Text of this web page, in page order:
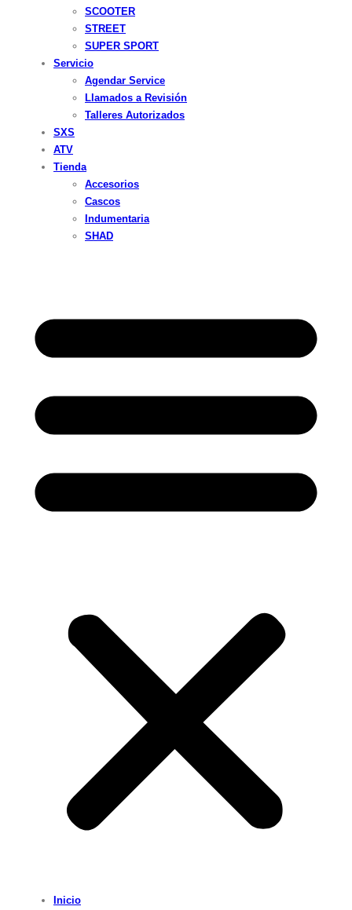
SCOOTER
STREET
SUPER SPORT
Servicio
Agendar Service
Llamados a Revisión
Talleres Autorizados
SXS
ATV
Tienda
Accesorios
Cascos
Indumentaria
SHAD
Inicio